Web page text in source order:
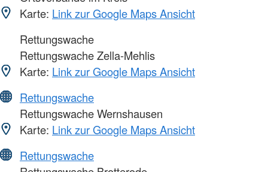
Karte: Link zur Google Maps Ansicht
Rettungswache
Rettungswache Zella-Mehlis
Karte: Link zur Google Maps Ansicht
Rettungswache
Rettungswache Wernshausen
Karte: Link zur Google Maps Ansicht
Rettungswache